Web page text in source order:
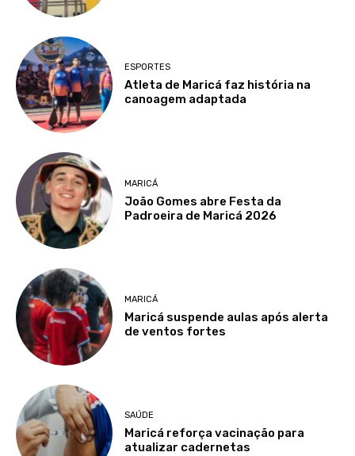
ESPORTES
Atleta de Maricá faz história na
canoagem adaptada
MARICÁ
João Gomes abre Festa da
Padroeira de Maricá 2026
MARICÁ
Maricá suspende aulas após alerta
de ventos fortes
SAÚDE
Maricá reforça vacinação para
atualizar cadernetas